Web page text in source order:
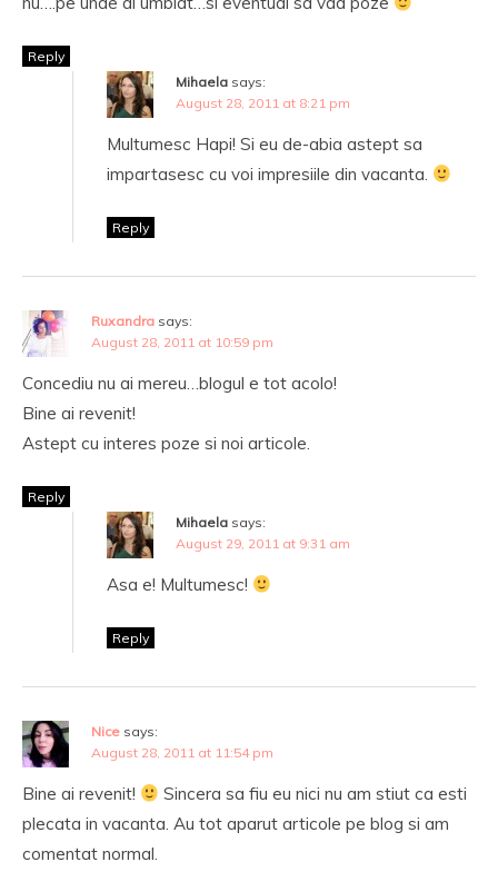
Reply
Mihaela says:
August 28, 2011 at 8:21 pm
Multumesc Hapi! Si eu de-abia astept sa
impartasesc cu voi impresiile din vacanta.
Reply
Ruxandra says:
August 28, 2011 at 10:59 pm
Concediu nu ai mereu…blogul e tot acolo!
Bine ai revenit!
Astept cu interes poze si noi articole.
Reply
Mihaela says:
August 29, 2011 at 9:31 am
Asa e! Multumesc!
Reply
Nice says:
August 28, 2011 at 11:54 pm
Bine ai revenit!
Sincera sa fiu eu nici nu am stiut ca esti
plecata in vacanta. Au tot aparut articole pe blog si am
comentat normal.